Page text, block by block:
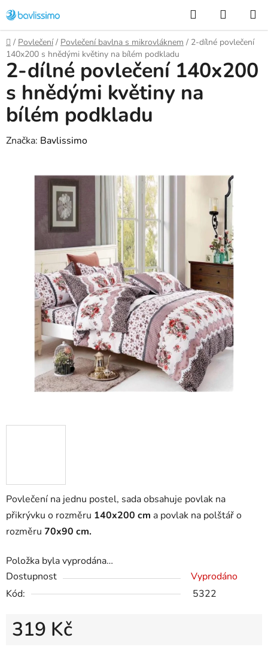
na
obsah
Hledat
KOŠÍK
Domů
/ Povlečení / Povlečení bavlna s mikrovláknem / 2-dílné povlečení
140x200 s hnědými květiny na bílém podkladu
Povlečení na jednu postel, sada obsahuje povlak na
přikrývku o rozměru 140x200 cm a povlak na polštářo
rozměru 70x90 cm.
Položka byla vyprodána…
Dostupnost
Vyprodáno
Kód:
5322
319 Kč
2-dílné povlečení 140x200
s hnědými květiny na
bílém podkladu
Značka: Bavlissimo